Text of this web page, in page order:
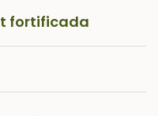
fortificada